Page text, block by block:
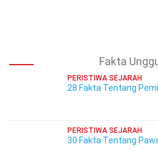
Fakta
PERISTIWA SEJARAH
28 Fakta Tentang
PERISTIWA SEJARAH
30 Fakta Tentang